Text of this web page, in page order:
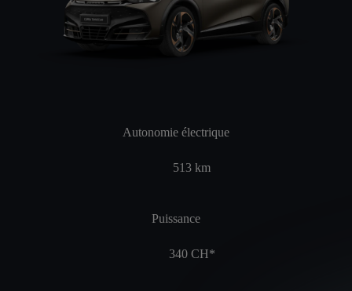
Autonomie électrique
513 km
Puissance
340 CH*